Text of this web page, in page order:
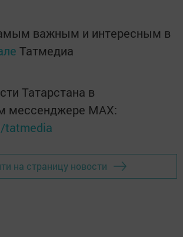
важным и интересным в
Татмедиа
Татарстана в
мессенджере MАХ:
tatmedia
на страницу новости